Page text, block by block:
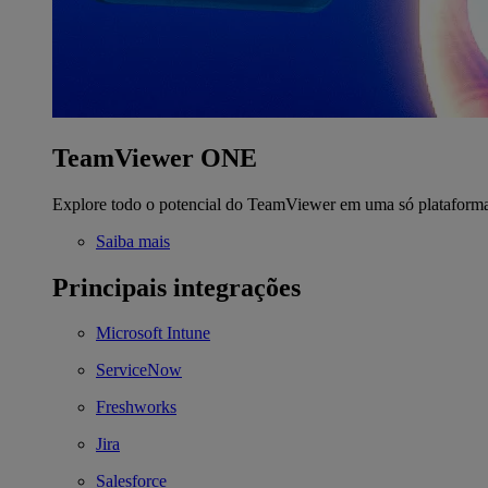
TeamViewer ONE
Explore todo o potencial do TeamViewer em uma só
Saiba mais
Principais integrações
Microsoft Intune
ServiceNow
Freshworks
Jira
Salesforce